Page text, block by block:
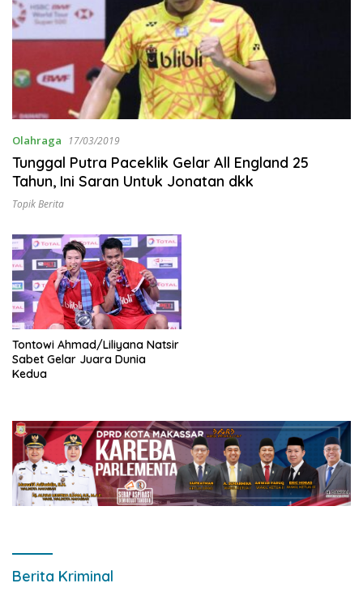
Olahraga 17/03/2019
Tunggal Putra Paceklik Gelar All England 25
Tahun, Ini Saran Untuk Jonatan dkk
Topik Berita
Tontowi Ahmad/Liliyana Natsir
Sabet Gelar Juara Dunia
Kedua
Berita Kriminal